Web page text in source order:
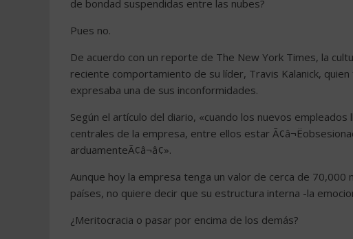
de bondad suspendidas entre las nubes?
Pues no.
De acuerdo con un reporte de The New York Times, la
reciente comportamiento de su líder, Travis Kalanick,
expresaba una de sus inconformidades.
Según el artículo del diario, «cuando los nuevos
centrales de la empresa, entre ellos estar
arduamenteÃ¢â¬â¢».
Aunque hoy la empresa tenga un valor de cerca de
países, no quiere decir que su estructura interna -la
¿Meritocracia o pasar por encima de los demás?